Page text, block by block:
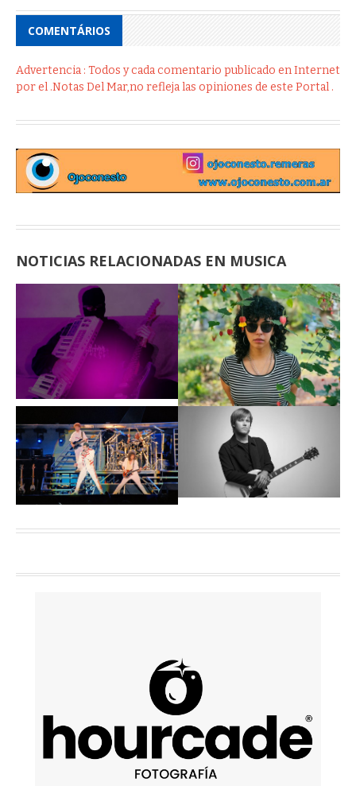
COMENTÁRIOS
Advertencia : Todos y cada comentario publicado en Internet
por el .Notas Del Mar,no refleja las opiniones de este Portal .
NOTICIAS RELACIONADAS EN MUSICA